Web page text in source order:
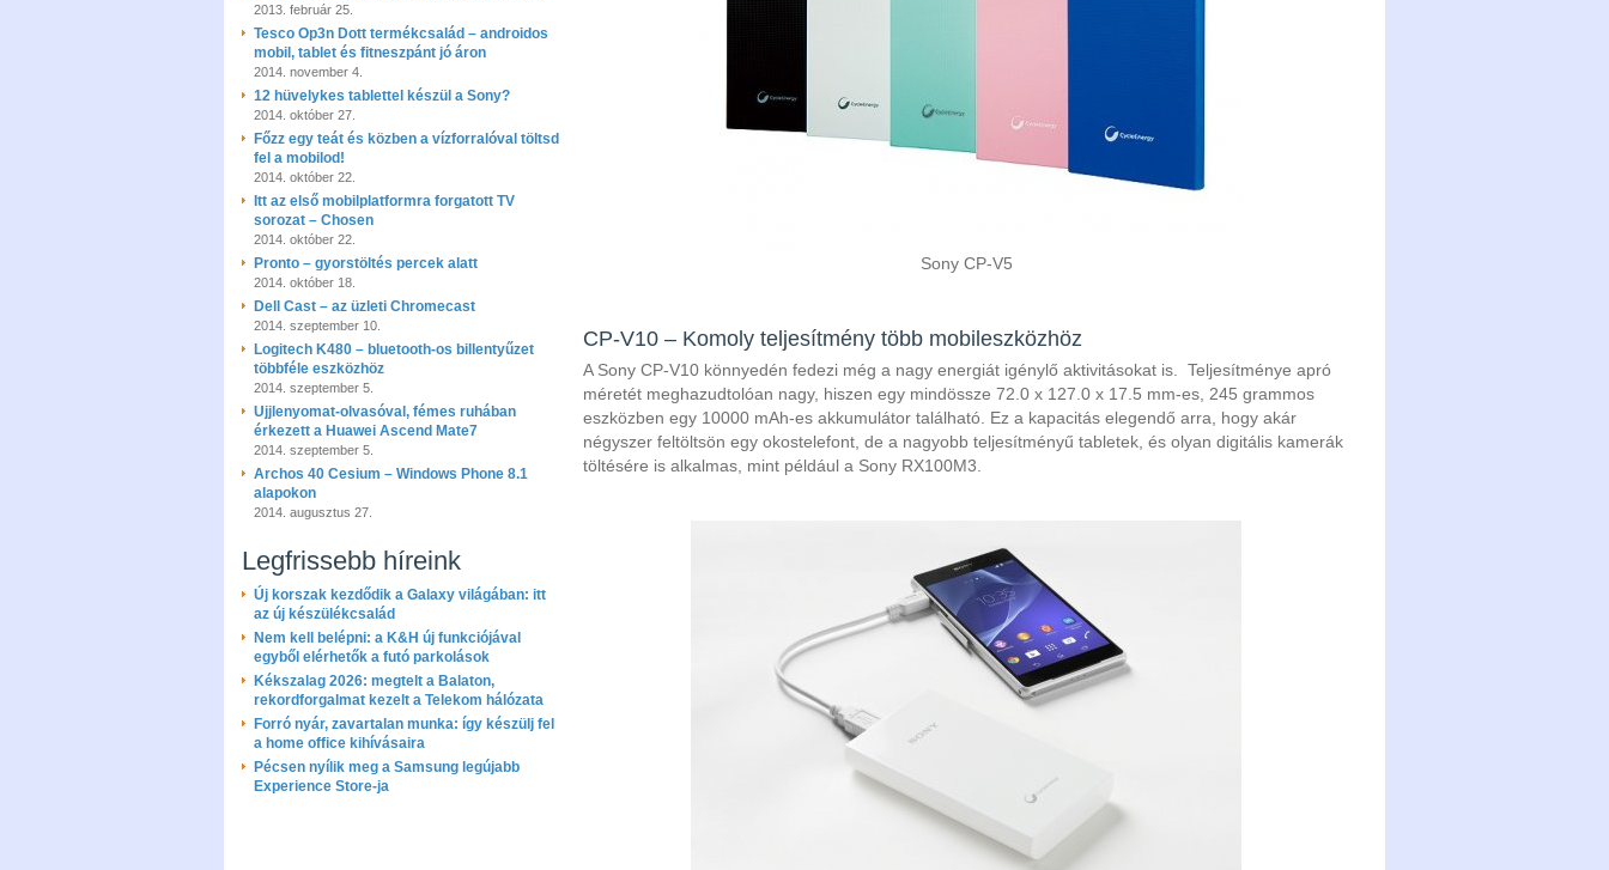
2013. február 25.
Tesco Op3n Dott termékcsalád – androidos
mobil, tablet és fitneszpánt jó áron
2014. november 4.
12 hüvelykes tablettel készül a Sony?
2014. október 27.
Főzz egy teát és közben a vízforralóval töltsd
fel a mobilod!
2014. október 22.
Itt az első mobilplatformra forgatott TV
sorozat – Chosen
2014. október 22.
Pronto – gyorstöltés percek alatt
2014. október 18.
Dell Cast – az üzleti Chromecast
2014. szeptember 10.
Logitech K480 – bluetooth-os billentyűzet
többféle eszközhöz
2014. szeptember 5.
Ujjlenyomat-olvasóval, fémes ruhában
érkezett a Huawei Ascend Mate7
2014. szeptember 5.
Archos 40 Cesium – Windows Phone 8.1
alapokon
2014. augusztus 27.
Legfrissebb híreink
Új korszak kezdődik a Galaxy világában: itt
az új készülékcsalád
Nem kell belépni: a K&H új funkciójával
egyből elérhetők a futó parkolások
Kékszalag 2026: megtelt a Balaton,
rekordforgalmat kezelt a Telekom hálózata
Forró nyár, zavartalan munka: így készülj fel
a home office kihívásaira
Pécsen nyílik meg a Samsung legújabb
Experience Store-ja
Sony CP-V5
CP-V10 – Komoly teljesítmény több mobileszközhöz
A Sony CP-V10 könnyedén fedezi még a nagy energiát igénylő aktivitásokat is. Teljesítménye apró
méretét meghazudtolóan nagy, hiszen egy mindössze 72.0 x 127.0 x 17.5 mm-es, 245 grammos
eszközben egy 10000 mAh-es akkumulátor található. Ez a kapacitás elegendő arra, hogy akár
négyszer feltöltsön egy okostelefont, de a nagyobb teljesítményű tabletek, és olyan digitális kamerák
töltésére is alkalmas, mint például a Sony RX100M3.